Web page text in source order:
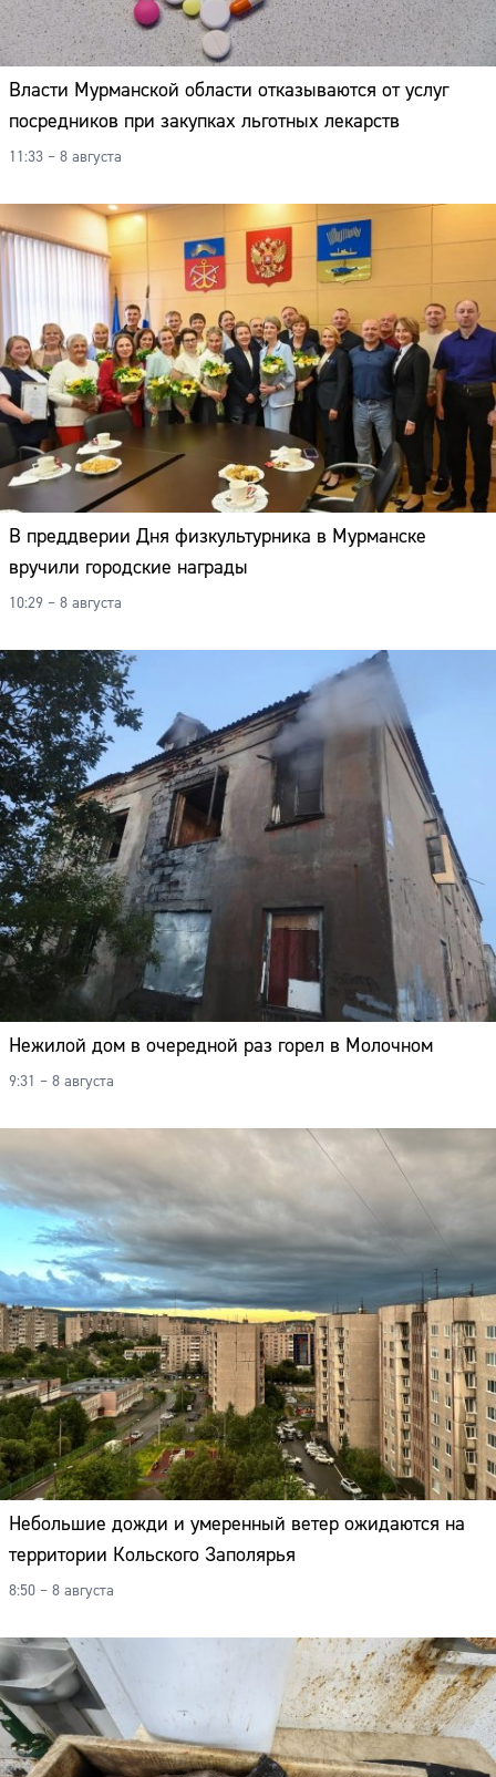
Власти Мурманской области отказываются от услуг
посредников при закупках льготных лекарств
11:33 – 8 августа
В преддверии Дня физкультурника в Мурманске
вручили городские награды
10:29 – 8 августа
Нежилой дом в очередной раз горел в Молочном
9:31 – 8 августа
Небольшие дожди и умеренный ветер ожидаются на
территории Кольского Заполярья
8:50 – 8 августа
Адрес:
Телефон: